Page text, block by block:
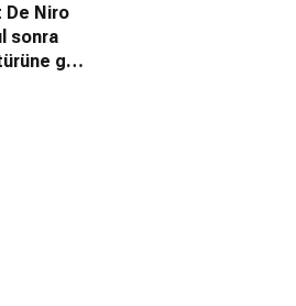
De Niro
sonra
geri